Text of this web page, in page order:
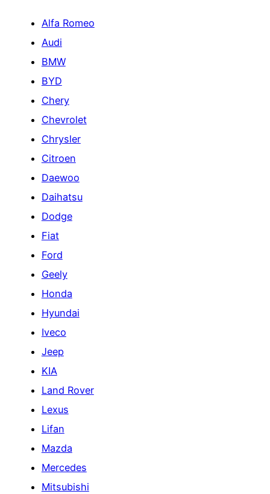
Alfa Romeo
Audi
BMW
BYD
Chery
Chevrolet
Chrysler
Citroen
Daewoo
Daihatsu
Dodge
Fiat
Ford
Geely
Honda
Hyundai
Iveco
Jeep
KIA
Land Rover
Lexus
Lifan
Mazda
Mercedes
Mitsubishi